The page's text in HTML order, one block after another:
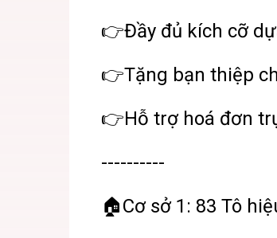
👉Đầy đủ kích cỡ
👉Tặng bạn thiệp
👉Hỗ trợ hoá đơn
----------
🏠Cơ sở 1: 83 Tô